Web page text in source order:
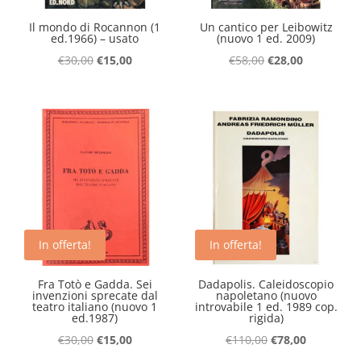
Il mondo di Rocannon (1
ed.1966) – usato
€30,00 Il
era:
€15,00Il
è:
€15,00.
Un cantico per Leibowitz
(nuovo 1 ed. 2009)
€58,00 Il
era:
€58,00.
€28,00Il
è:
In offerta!
Fra Totò e Gadda. Sei
invenzioni sprecate dal
teatro italiano (nuovo 1
ed.1987)
€30,00 Il
€15,00Il
In offerta!
Dadapolis. Caleidoscopio
napoletano (nuovo
introvabile 1 ed. 1989 cop.
rigida)
€110,00 Il
€78,00Il